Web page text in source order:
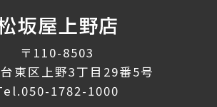
〒110-8503
東区上野3丁目29番5号
050-1782-1000